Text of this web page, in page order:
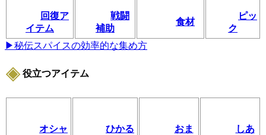
回復ア
イテム
戦闘
補助
食材
ピッ
ク
▶秘伝スパイスの効率的な集め方
役立つアイテム
オシャ
ひかる
おま
しあ